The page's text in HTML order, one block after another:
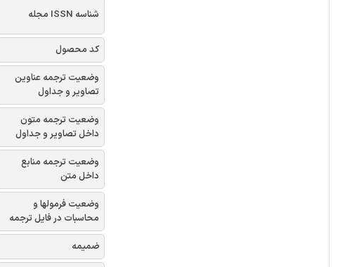
شناسه ISSN مجله
کد محصول
وضعیت ترجمه عناوین
تصاویر و جداول
وضعیت ترجمه متون
داخل تصاویر و جداول
وضعیت ترجمه منابع
داخل متن
وضعیت فرمولها و
محاسبات در فایل ترجمه
ضمیمه